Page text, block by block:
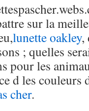
sur la
lunette oakley,
; quelles
pour les
d les couleurs
cher.